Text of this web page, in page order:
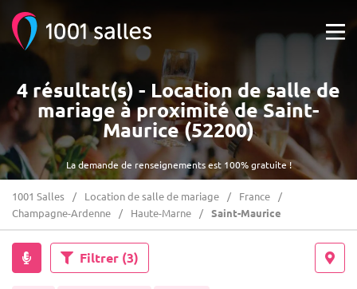
La demande de renseignements est 100% gratuite !
4 résultat(s) - Location de salle de
mariage à proximité de Saint-
Maurice (52200)
1001 Salles Location de salle de mariage
France
Champagne-Ardenne
Haute-Marne Saint-Maurice
Filtrer (3)